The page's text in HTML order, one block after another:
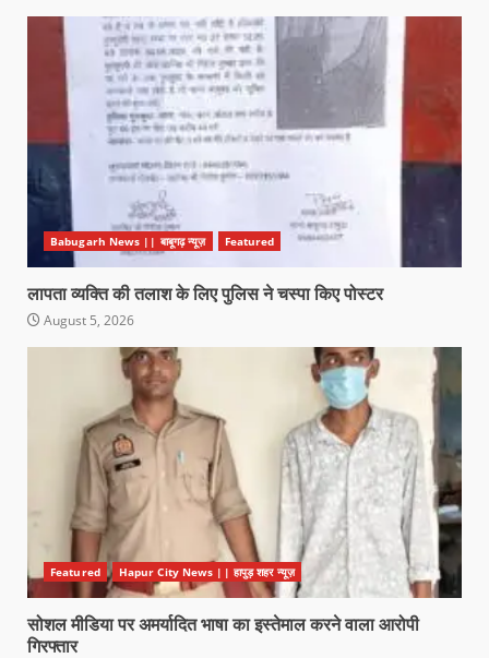
Babugarh News || बाबूगढ़ न्यूज़ Featured
लापता व्यक्ति की तलाश के लिए पुलिस ने चस्पा किए पोस्टर
August 5, 2026
Featured Hapur City News || हापुड़ शहर न्यूज़
सोशल मीडिया पर अमर्यादित भाषा का इस्तेमाल करने वाला आरोपी
गिरफ्तार